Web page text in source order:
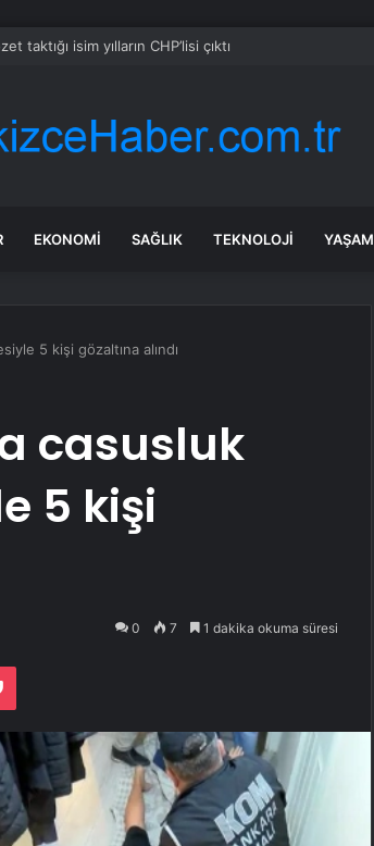
taktığı isim yılların CHP’lisi çıktı
EKONOMI SAĞLIK TEKNOLOJI YAŞAM
5 kişi gözaltına alındı
casusluk
5 kişi
0 7 1 dakika okuma süresi
Pocket